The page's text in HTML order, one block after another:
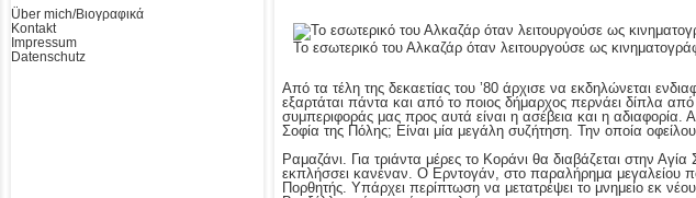
Über mich/Βιογραφικά
Kontakt
Impressum
Datenschutz
Το εσωτερικό του Αλκαζάρ όταν λειτουργούσε ως
Από τα τέλη της δεκαετίας του ’80 άρχισε να εκδηλώνεται
εξαρτάται πάντα και από το ποιος δήμαρχος περνάει δίπλα
συμπεριφοράς μας προς αυτά είναι η ασέβεια και η αδιαφορία.
Σοφία της Πόλης; Είναι μία μεγάλη συζήτηση. Την οποία
Ραμαζάνι. Για τριάντα μέρες το Κοράνι θα διαβάζεται στην
εκπλήσσει κανέναν. Ο Ερντογάν, στο παραλήρημα μεγαλείου
Πορθητής. Υπάρχει περίπτωση να μετατρέψει το μνημείο εκ